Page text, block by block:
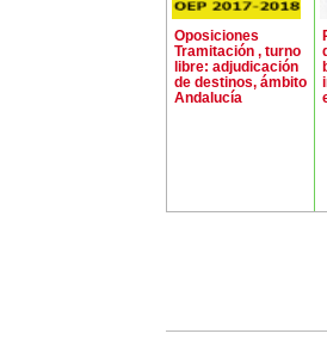
Oposiciones
Tramitación , turno
libre: adjudicación
de destinos, ámbito
Andalucía